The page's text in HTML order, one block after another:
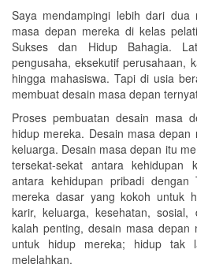
Saya mendampingi lebih dari dua
masa depan mereka di kelas
Sukses dan Hidup Bahagia.
pengusaha, eksekutif perusahaan,
hingga mahasiswa. Tapi di usia
membuat desain masa depan
Proses pembuatan desain masa
hidup mereka. Desain masa
keluarga. Desain masa depan itu
tersekat-sekat antara kehidupan
antara kehidupan pribadi
mereka dasar yang kokoh untuk
karir, keluarga, kesehatan,
kalah penting, desain masa depan
untuk hidup mereka; hidup tak
melelahkan.